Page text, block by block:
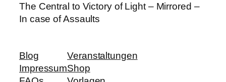
The Central to Victory of Light – Mirrored –
In case of Assaults
Blog
Impressum
Veranstaltungen
Shop